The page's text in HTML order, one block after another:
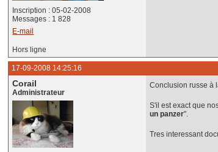
Inscription : 05-02-2008
Messages : 1 828
E-mail
Hors ligne
17-09-2008 14:25:16
Corail
Administrateur
Conclusion russe à
S'il est exact que
un panzer".
Tres interessant